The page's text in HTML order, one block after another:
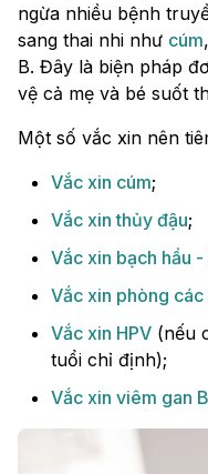
ngừa nhiều bệnh
sang thai nhi như cúm
B. Đây là biện pháp
vệ cả mẹ và bé suốt
Một số vắc xin nên
Vắc xin cúm;
Vắc xin thủy đậu;
Vắc xin bạch hầu
Vắc xin phòng
Vắc xin HPV (nếu
tuổi chỉ định);
Vắc xin viêm gan B